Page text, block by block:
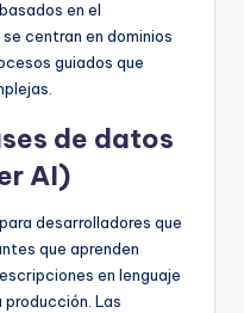
en el
centran en dominios
guiados que
de datos
AI)
desarrolladores que
que aprenden
en lenguaje
Las